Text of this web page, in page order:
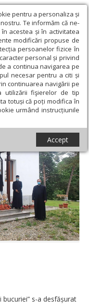
pentru a personaliza și
Te informăm că ne-
acestea și în activitatea
modificări propuse de
persoanelor fizice în
personal și privind
a continua navigarea pe
necesar pentru a citi și
continuarea navigării pe
utilizării fişierelor de tip
totuși că poți modifica în
urmând instrucțiunile
Accept
Știri › Proiectul
Argeșului și
continuă în
Muscelului
s-a desfășu­rat